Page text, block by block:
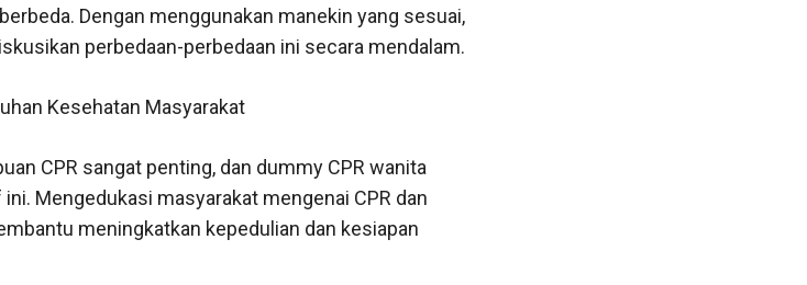
Dengan menggunakan manekin yang sesuai,
perbedaan-perbedaan ini secara mendalam.
Kesehatan Masyarakat
CPR sangat penting, dan dummy CPR wanita
Mengedukasi masyarakat mengenai CPR dan
meningkatkan kepedulian dan kesiapan